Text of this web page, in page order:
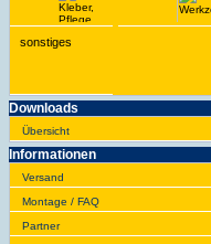
sonstiges
Downloads
Übersicht
Infor­ma­tionen
Versand
Montage / FAQ
Partner